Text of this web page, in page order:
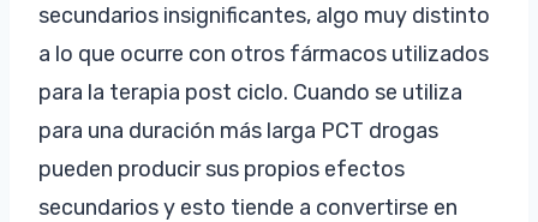
secundarios insignificantes, algo muy distinto
a lo que ocurre con otros fármacos utilizados
para la terapia post ciclo. Cuando se utiliza
para una duración más larga PCT drogas
pueden producir sus propios efectos
secundarios y esto tiende a convertirse en